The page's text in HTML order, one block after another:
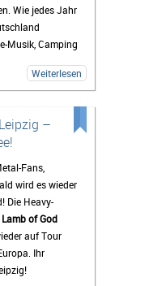
Wie jedes Jahr
Musik, Camping
bekanntesten
dass jedes
Künstler auf
zum
werden mit
die kleineren
ist für
Dort
bevor die
Weiterlesen
–
Fans,
wird es wieder
Die Heavy-
Lamb of God
auf Tour
Ihr